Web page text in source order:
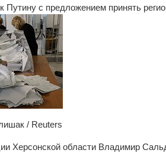
Путину с предложением принять
/ Reuters
Херсонской области Владимир